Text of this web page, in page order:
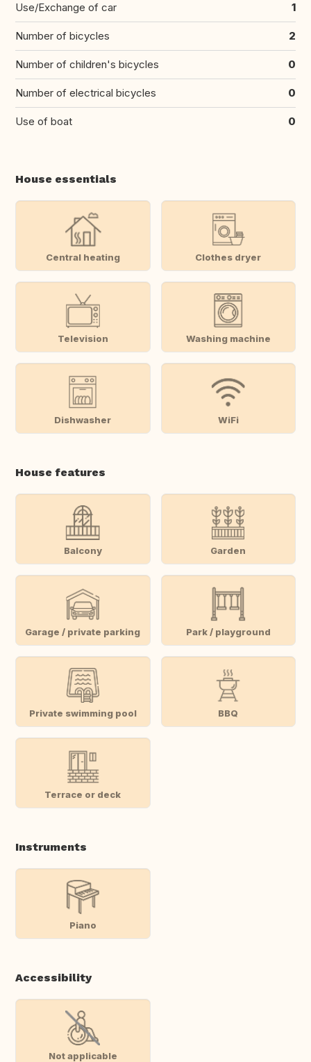
Use/Exchange of car 1
Number of bicycles 2
Number of children's bicycles 0
Number of electrical bicycles 0
Use of boat 0
House essentials
Central heating Clothes dryer
Television Washing machine
Dishwasher WiFi
House features
Balcony Garden
Garage / private parking Park / playground
Private swimming pool BBQ
Terrace or deck
Instruments
Piano
Accessibility
Not applicable